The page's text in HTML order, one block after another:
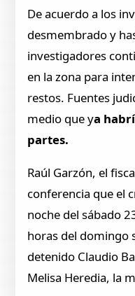
De acuerdo a los
desmembrado y
investigadores
en la zona para
restos. Fuentes
medio que ya
partes.
Raúl Garzón, el
conferencia que el
noche del sábado
horas del domingo
detenido Claudio
Melisa Heredia, la